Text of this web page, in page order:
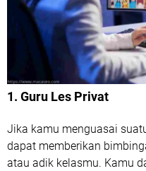
1. Guru Les Privat
Jika kamu menguasai
dapat memberikan
atau adik kelasmu. Kamu